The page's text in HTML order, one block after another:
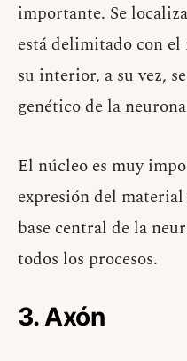
importante. Se
está delimitado con
su interior, a su vez,
genético de la
El núcleo es muy
expresión del material
base central de la
todos los procesos.
3. Axón